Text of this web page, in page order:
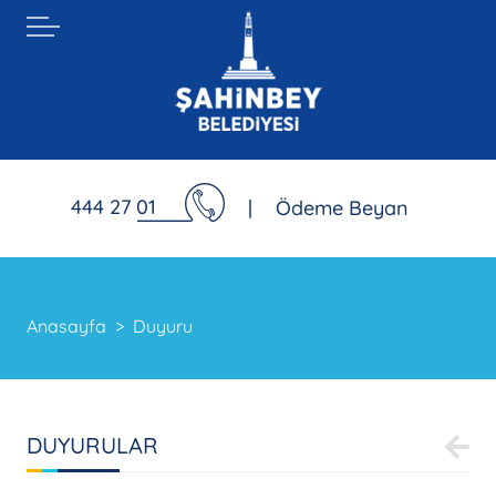
444 27 01 | Ödeme Beyan
Anasayfa Duyuru
DUYURULAR